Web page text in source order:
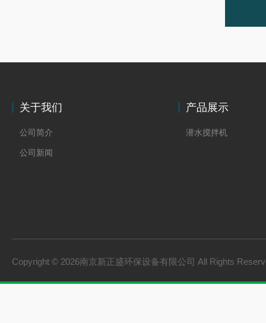
关于我们
公司简介
公司新闻
产品展示
潜水搅拌机
Copyright © 2026南京新正盛环保设备有限公司 All Rights